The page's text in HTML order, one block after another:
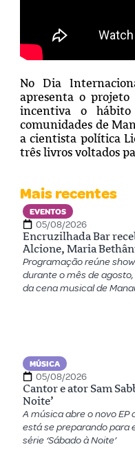
No Dia
apresenta o projeto
incentiva o
comunidades de
a cientista política
três livros voltados
Mais recentes
EVENTOS
05/08/2026
Encruzilhada Bar
Alcione, Maria
Programação reúne
durante o mês de
da cena musical de
MÚSICA
05/08/2026
Cantor e ator Sam
Noite’
A música abre o novo
está se preparando para
série ‘Sábado à Noite’